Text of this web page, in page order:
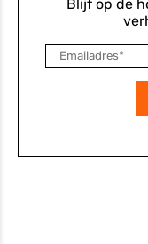
Blijf op de